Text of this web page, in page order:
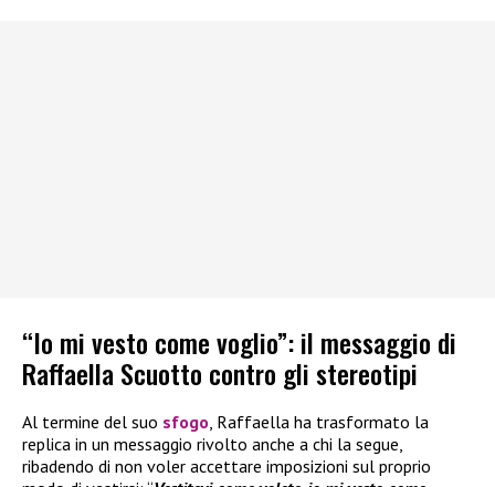
“Io mi vesto come voglio”: il messaggio di
Raffaella Scuotto contro gli stereotipi
Al termine del suo sfogo, Raffaella ha trasformato la
replica in un messaggio rivolto anche a chi la segue,
ribadendo di non voler accettare imposizioni sul proprio